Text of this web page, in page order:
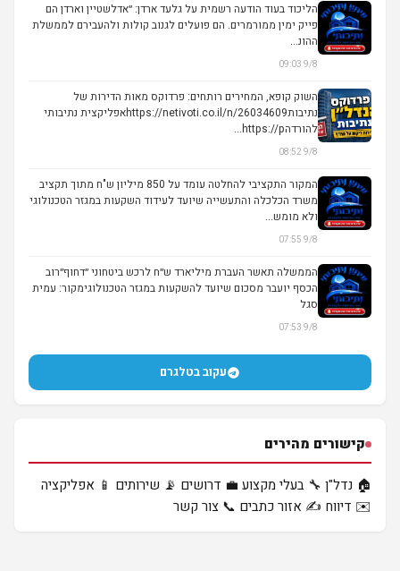
הליכוד בעוד הודעה רשמית על גלעד ארדן: ״אדלשטיין וארדן הם
פייק ימין ממורמרים. הם פועלים לגנוב קולות ולהעבירם לממשלת
ההונ...
9/8 09:03
השוק קופא, המחירים רותחים: פרדוקס מאות הדירות של
נתיבותhttps://netivoti.co.il/n/26034609אפליקצית נתיבותי
להורדהhttps://p...
9/8 08:52
המקור התקציבי להחלטה עומד על 850 מיליון ש"ח מתוך תקציב
משרד הכלכלה והתעשייה שיועד לעידוד השקעות במגזר הטכנולוגי
ולא מומש...
9/8 07:55
הממשלה תאשר העברת מיליארד ש״ח לרכש ביטחוני ״דחוף״רוב
הכסף יועבר מסכום שיועד להשקעות במגזר הטכנולוגימקור: עמית
סגל
9/8 07:53
עקוב בטלגרם
קישורים מהירים
🏠 נדל"ן 🔧 בעלי מקצוע 💼 דרושים 📡 שירותים 📱 אפליקציה
✉️ דיווח ✍️ אזור כתבים 📞 צור קשר